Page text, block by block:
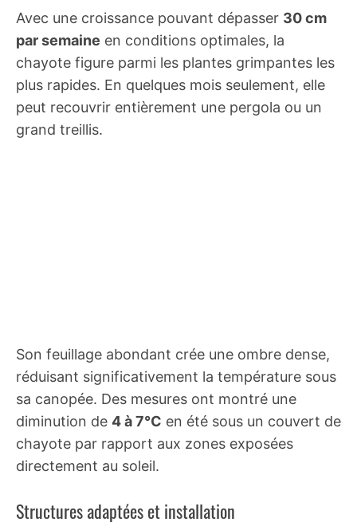
Avec une croissance pouvant dépasser 30 cm
par semaine en conditions optimales, la
chayote figure parmi les plantes grimpantes les
plus rapides. En quelques mois seulement, elle
peut recouvrir entièrement une pergola ou un
grand treillis.
Son feuillage abondant crée une ombre dense,
réduisant significativement la température sous
sa canopée. Des mesures ont montré une
diminution de 4 à 7°C en été sous un couvert de
chayote par rapport aux zones exposées
directement au soleil.
Structures adaptées et installation